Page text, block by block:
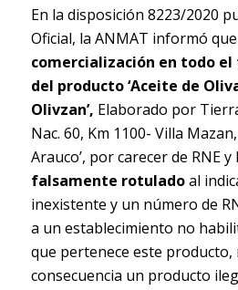
En la disposición 8223/2020
Oficial, la ANMAT informó
comercialización en todo
del producto ‘Aceite de
Olivzan’, Elaborado por
Nac. 60, Km 1100- Villa
Arauco’, por carecer de RNE
falsamente rotuladoal
inexistente y un número de
a un establecimiento no
que pertenece este
consecuencia un producto